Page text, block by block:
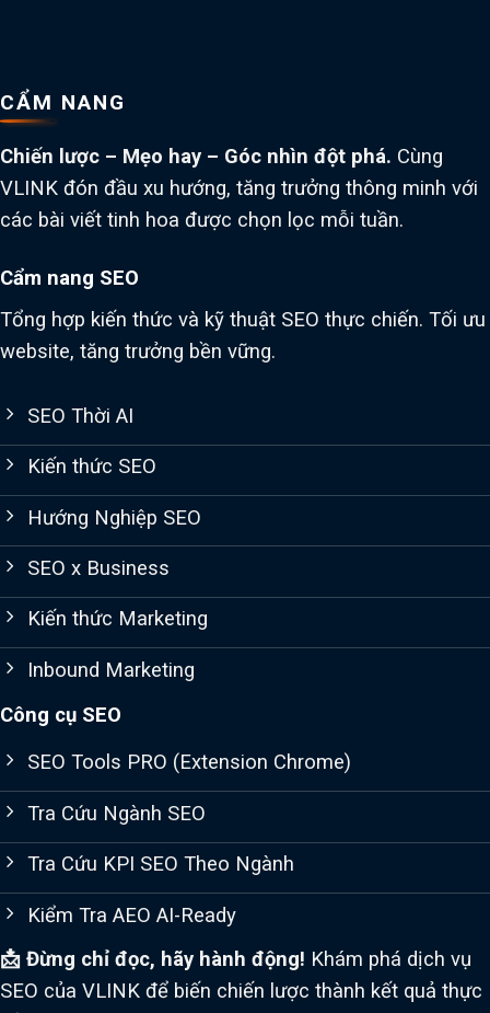
CẨM NANG
Chiến lược – Mẹo hay – Góc nhìn đột phá. Cùng
VLINK đón đầu xu hướng, tăng trưởng thông minh với
các bài viết tinh hoa được chọn lọc mỗi tuần.
Cẩm nang SEO
Tổng hợp kiến thức và kỹ thuật SEO thực chiến. Tối ưu
website, tăng trưởng bền vững.
SEO Thời AI
Kiến thức SEO
Hướng Nghiệp SEO
SEO x Business
Kiến thức Marketing
Inbound Marketing
Công cụ SEO
SEO Tools PRO (Extension Chrome)
Tra Cứu Ngành SEO
Tra Cứu KPI SEO Theo Ngành
Kiểm Tra AEO AI-Ready
📩 Đừng chỉ đọc, hãy hành động! Khám phá dịch vụ
SEO của VLINK để biến chiến lược thành kết quả thực